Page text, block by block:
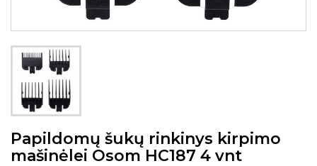
Papildomų šukų rinkinys kirpimo
mašinėlei Osom HC187 4 vnt